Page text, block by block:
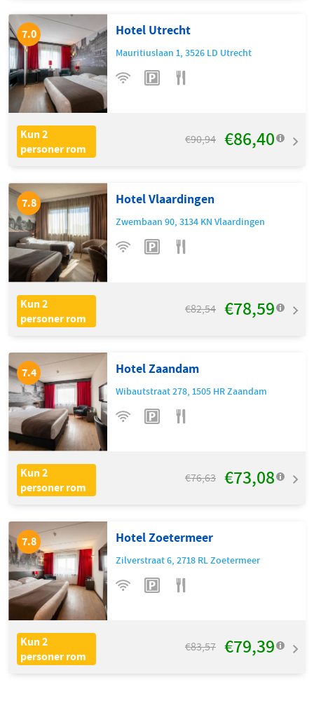
7.8 Hotel Zoetermeer
Zilverstraat 6,2718 RLZoetermeer
Kun 2
personer rom
€83,57 €79,39
7.4 Hotel Zaandam
Wibautstraat 278,1505 HRZaandam
Kun 2
personer rom
€76,63 €73,08
7.8 Hotel Vlaardingen
Zwembaan 90,3134 KN Vlaardingen
Kun 2
personer rom
€82,54 €78,59
7.0 Hotel Utrecht
Mauritiuslaan 1,3526 LD Utrecht
Kun 2
personer rom
€90,94 €86,40